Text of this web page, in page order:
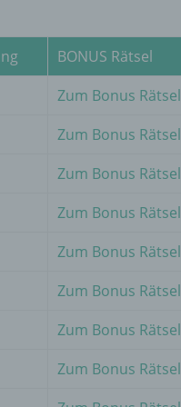
BONUS Rätsel
Zum Bonus Rätsel
Zum Bonus Rätsel
Zum Bonus Rätsel
Zum Bonus Rätsel
Zum Bonus Rätsel
Zum Bonus Rätsel
Zum Bonus Rätsel
Zum Bonus Rätsel
dieser